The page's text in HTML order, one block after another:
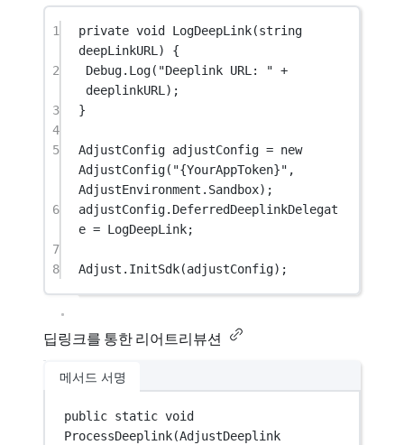
1 private void LogDeepLink(string
deepLinkURL ) {
2
Debug. Log( "Deeplink URL: " +
deeplinkURL);
3
}
4
5
AdjustConfig adjustConfig = new
AdjustConfig( "{YourAppToken}" ,
AdjustEnvironment.Sandbox);
6
adjustConfig.DeferredDeeplinkDelegat
e = LogDeepLink;
7
8
Adjust. InitSdk(adjustConfig);
딥링크를 통한 리어트리뷰션
메서드 서명
public static void
ProcessDeeplink(AdjustDeeplink